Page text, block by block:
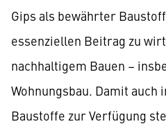
Gips als bewährter
essenziellen Beitrag zu
nachhaltigem Bauen –
Wohnungsbau. Damit auch
Baustoffe zur Verfügung